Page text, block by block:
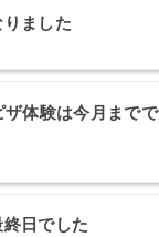
ました
体験は今月までで
日でした